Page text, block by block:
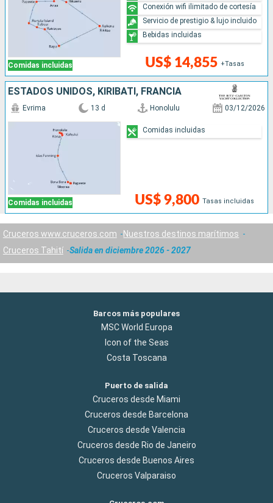
Comidas incluidas US$ 14,855 +Tasas
Conexión wifi ilimitado de cortesía
Servicio de prestigio & lujo incluido
Bebidas incluidas
ESTADOS UNIDOS, KIRIBATI, FRANCIA
Comidas incluidas
Evrima 13 d Honolulu 03/12/2026
US$ 9,800 Tasas incluidas
Comidas incluidas
Cruceros www.cruceros.com
Nuestros destinos marítimos
Cruceros Tahití
Salida en diciembre 2026 - 2027
Barcos más populares
MSC World Europa
Icon of the Seas
Costa Toscana
Puerto de salida
Cruceros desde Miami
Cruceros desde Barcelona
Cruceros desde Valencia
Cruceros desde Rio de Janeiro
Cruceros desde Buenos Aires
Cruceros Valparaiso